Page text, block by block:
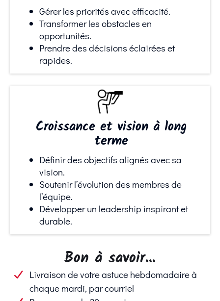
Gérer les priorités avec efficacité.
Transformer les obstacles en
opportunités.
Prendre des décisions éclairées et
rapides.
Croissance et vision à long
terme
Définir des objectifs alignés avec sa
vision.
Soutenir l’évolution des membres de
l’équipe.
Développer un leadership inspirant et
durable.
Bon à savoir...
Livraison de votre astuce hebdomadaire à
chaque mardi, par courriel